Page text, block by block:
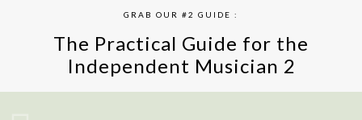
GRAB OUR #2 GUIDE :
The Practical Guide for the
Independent Musician 2